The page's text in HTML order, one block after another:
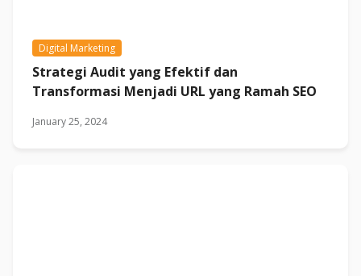
Digital Marketing
Strategi Audit yang Efektif dan
Transformasi Menjadi URL yang Ramah SEO
January 25, 2024